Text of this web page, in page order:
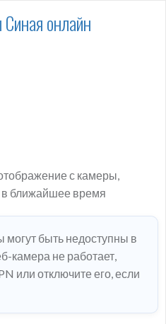
онлайн
с камеры,
в ближайшее время
быть недоступны в
камера не работает,
или отключите его, если